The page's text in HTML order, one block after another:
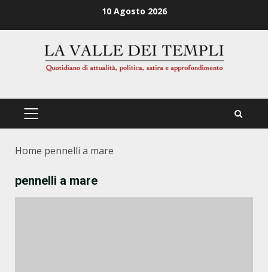
10 Agosto 2026
PRIMÄRES
Home pennelli a mare
pennelli a mare